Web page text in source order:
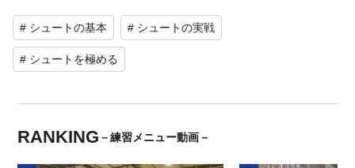
# シュートの基本 # シュートの実戦
# シュートを極める
RANKING －練習メニュー動画－